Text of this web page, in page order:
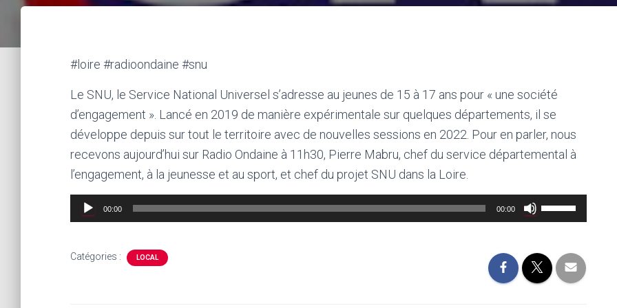
#loire #radioondaine #snu
Le SNU, le Service National Universel s’adresse au jeunes de 15 à 17 ans pour « une société
d’engagement ». Lancé en 2019 de manière expérimentale sur quelques départements, il se
développe depuis sur tout le territoire avec de nouvelles sessions en 2022. Pour en parler, nous
recevons aujourd’hui sur Radio Ondaine à 11h30, Pierre Mabru, chef du service départemental à
l’engagement, à la jeunesse et au sport, et chef du projet SNU dans la Loire.
Lecteur
audio
00:00 00:00
Utilisez
les
haut/bas
pour
Catégories : LOCAL